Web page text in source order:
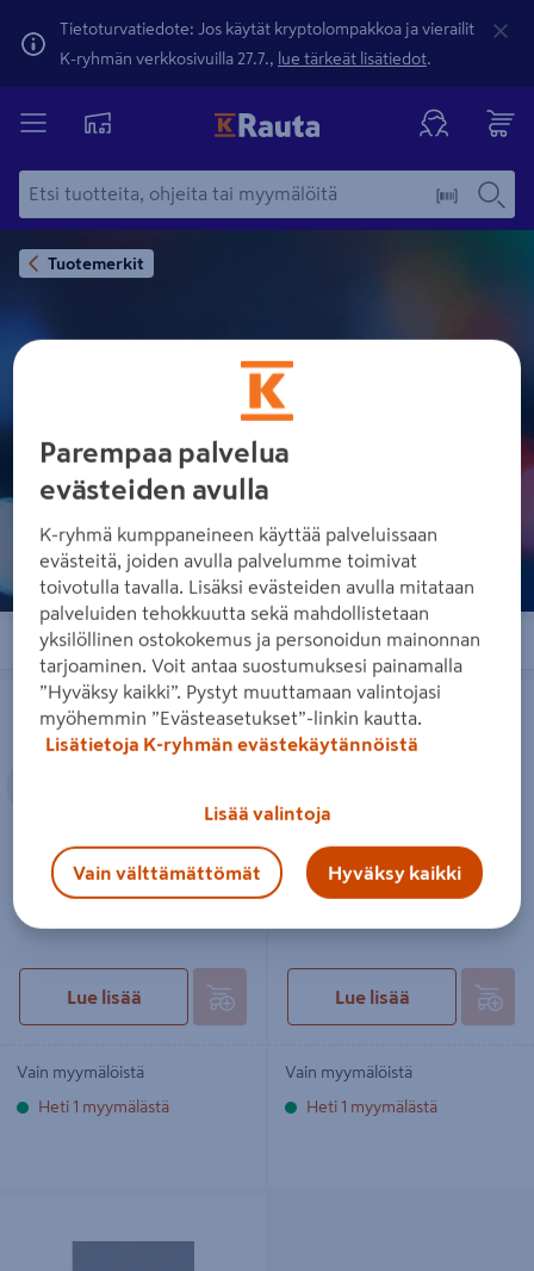
Tietoturvatiedote: Jos käytät kryptolompakkoa ja vierailit
K-ryhmän verkkosivuilla 27.7., lue tärkeät lisätiedot.
Tuotemerkit
ECO DIMENSIONS
Järjestä Suodattimet
Tapetti Eco Dimensions 8105 kuitu
10,05m
Tapetti Eco Dimensions 8105
Lue lisää
Vain myymälöistä
Heti 1 myymälästä
Tapetti Eco Dimensions 8128 kuitu
10,05m
Tapetti Eco Dimensions 8128
Lue lisää
Vain myymälöistä
Heti 1 myymälästä
Parempaa palvelua
evästeiden avulla
K-ryhmä kumppaneineen käyttää palveluissaan
evästeitä, joiden avulla palvelumme toimivat
toivotulla tavalla. Lisäksi evästeiden avulla mitataan
palveluiden tehokkuutta sekä mahdollistetaan
yksilöllinen ostokokemus ja personoidun mainonnan
tarjoaminen. Voit antaa suostumuksesi painamalla
”Hyväksy kaikki”. Pystyt muuttamaan valintojasi
myöhemmin ”Evästeasetukset”-linkin kautta.
Lisätietoja K-ryhmän evästekäytännöistä
Lisää valintoja
Vain välttämättömät Hyväksy kaikki